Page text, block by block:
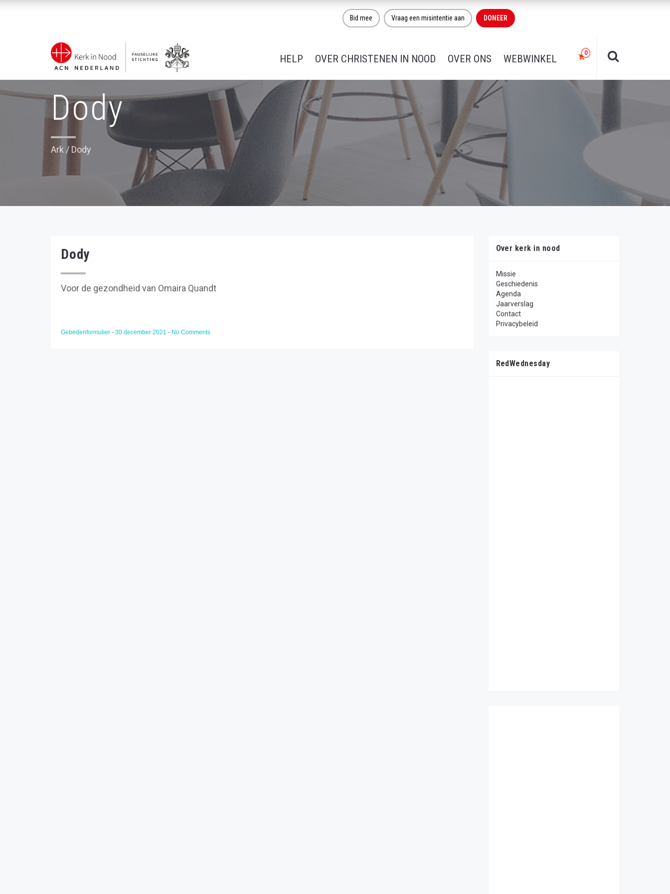
Bid mee Vraag een misintentie aan DONEER
HELP OVER CHRISTENEN IN NOOD OVER ONS WEBWINKEL
Dody
Ark / Dody
Dody
Voor de gezondheid van Omaira Quandt
Gebedenformulier - 30 december 2021 - No Comments
Over kerk in nood
Missie
Geschiedenis
Agenda
Jaarverslag
Contact
Privacybeleid
RedWednesday